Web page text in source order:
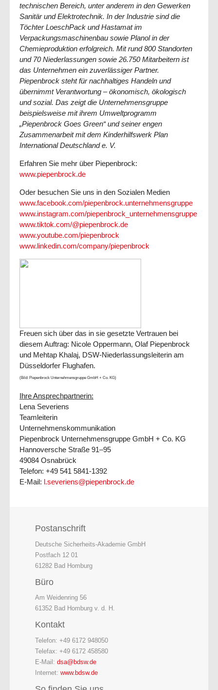
technischen Bereich, unter anderem in den Gewerken
Sanitär und Elektrotechnik. In der Industrie sind die
Töchter LoeschPack und Hastamat im
Verpackungsmaschinenbau sowie Planol in der
Chemieproduktion erfolgreich. Mit rund 800 Standorten
und 70 Niederlassungen sowie 26.750 Mitarbeitern ist
das Unternehmen ein zuverlässiger Partner.
Piepenbrock steht für nachhaltiges Handeln und
übernimmt Verantwortung – ökonomisch, ökologisch
und sozial. Das zeigt die Unternehmensgruppe
beispielsweise mit ihrem Umweltprogramm
„Piepenbrock Goes Green“ und seiner engen
Zusammenarbeit mit dem Kinderhilfswerk Plan
International Deutschland e. V.
Erfahren Sie mehr über Piepenbrock:
www.piepenbrock.de
Oder besuchen Sie uns in den Sozialen Medien
www.facebook.com/piepenbrock.unternehmensgruppe
www.instagram.com/piepenbrock_unternehmensgruppe
www.tiktok.com/@piepenbrock.de
www.youtube.com/piepenbrock
www.linkedin.com/company/piepenbrock
Freuen sich über das in sie gesetzte Vertrauen bei
diesem Auftrag: Nicole Oppermann, Olaf Piepenbrock
und Mehtap Khalaj, DSW-Niederlassungsleiterin am
Düsseldorfer Flughafen.
(Bild: Piepenbrock Unternehmensgruppe GmbH + Co. KG)
Ihre Ansprechpartnerin:
Lena Severiens
Teamleiterin
Unternehmenskommunikation
Piepenbrock Unternehmensgruppe GmbH + Co. KG
Hannoversche Straße 91–95
49084 Osnabrück
Telefon: +49 541 5841-1392
E-Mail: l.severiens@piepenbrock.de
Postanschrift
Deutsche Sicherheits-Akademie GmbH
Postfach 12 01
61282 Bad Homburg
Büro
Am Weidenring 56
61352 Bad Homburg v. d. H.
Kontakt
Telefon: +49 6172 948050
Telefax: +49 6172 458580
E-Mail: dsa@bdsw.de
Internet: www.bdsw.de